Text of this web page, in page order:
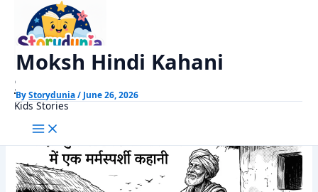
content
StoryDunia
Kids Stories
Munshi Premchand Stories
Moksh Hindi Kahani
ByStorydunia/ June 26, 2026